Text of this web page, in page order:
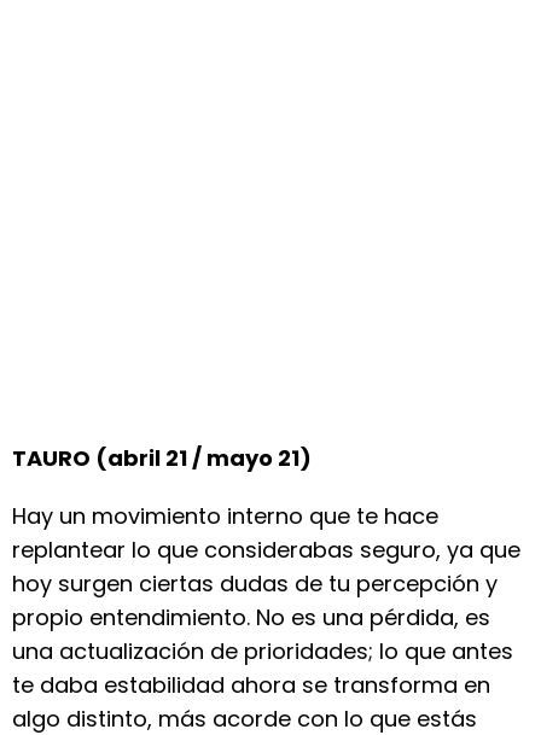
TAURO (abril 21 / mayo 21)
Hay un movimiento interno que te hace
replantear lo que considerabas seguro, ya que
hoy surgen ciertas dudas de tu percepción y
propio entendimiento. No es una pérdida, es
una actualización de prioridades; lo que antes
te daba estabilidad ahora se transforma en
algo distinto, más acorde con lo que estás